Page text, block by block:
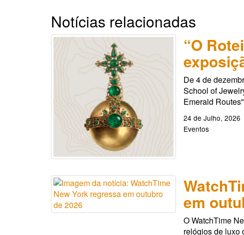
Notícias relacionadas
“O
De 4 de
School of
Emerald
24 de Julho, 2026
Eventos
em
O WatchTime
relógios de luxo